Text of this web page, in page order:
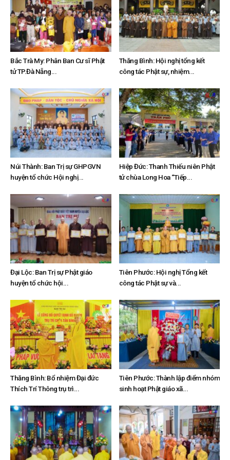
Bắc Trà My: Phân Ban Cư sĩ Phật
tử TP.Đà Nẵng...
Thăng Bình: Hội nghị tổng kết
công tác Phật sự, nhiệm...
Núi Thành: Ban Trị sự GHPGVN
huyện tổ chức Hội nghị...
Hiệp Đức: Thanh Thiếu niên Phật
tử chùa Long Hoa “Tiếp...
Đại Lộc: Ban Trị sự Phật giáo
huyện tổ chức hội...
Tiên Phước: Hội nghị Tổng kết
công tác Phật sự và...
Thăng Bình: Bổ nhiệm Đại đức
Thích Trí Thông trụ trì...
Tiên Phước: Thành lập điểm nhóm
sinh hoạt Phật giáo xã...